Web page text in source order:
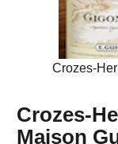
Crozes-
Crozes-
Maison